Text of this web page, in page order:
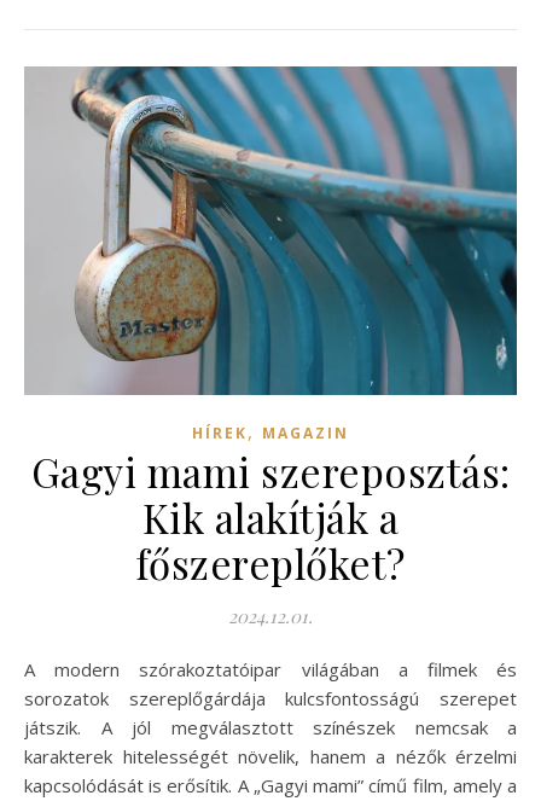
HÍREK, MAGAZIN
Gagyi mami szereposztás:
Kik alakítják a
főszereplőket?
2024.12.01.
A modern szórakoztatóipar világában a filmek és
sorozatok szereplőgárdája kulcsfontosságú szerepet
játszik. A jól megválasztott színészek nemcsak a
karakterek hitelességét növelik, hanem a nézők érzelmi
kapcsolódását is erősítik. A „Gagyi mami” című film, amely a